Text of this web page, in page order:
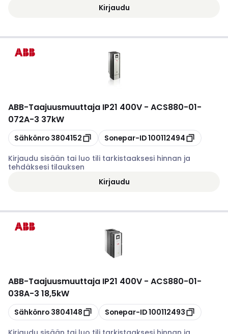
Kirjaudu
ABB-Taajuusmuuttaja IP21 400V - ACS880-01-
072A-3 37kW
Kopioi
Sähkönro 3804152 Kopioi
Sonepar-ID100112494
Kirjaudu sisään tai luo tili tarkistaaksesi hinnan ja
tehdäksesi tilauksen
Kirjaudu
ABB-Taajuusmuuttaja IP21 400V - ACS880-01-
038A-3 18,5kW
Kopioi
Sähkönro 3804148 Kopioi
Sonepar-ID100112493